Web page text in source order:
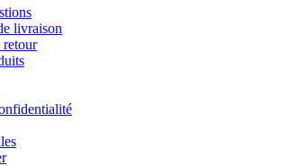
livraison
retour